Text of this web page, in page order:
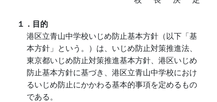
１．目的
港区立青山中学校いじめ防止基本方針（以下「基
本方針」という。）は、いじめ防止対策推進法、
東京都いじめ防止対策推進基本方針、港区いじめ
防止基本方針に基づき、港区立青山中学校におけ
るいじめ防止にかかわる基本的事項を定めるもの
である。